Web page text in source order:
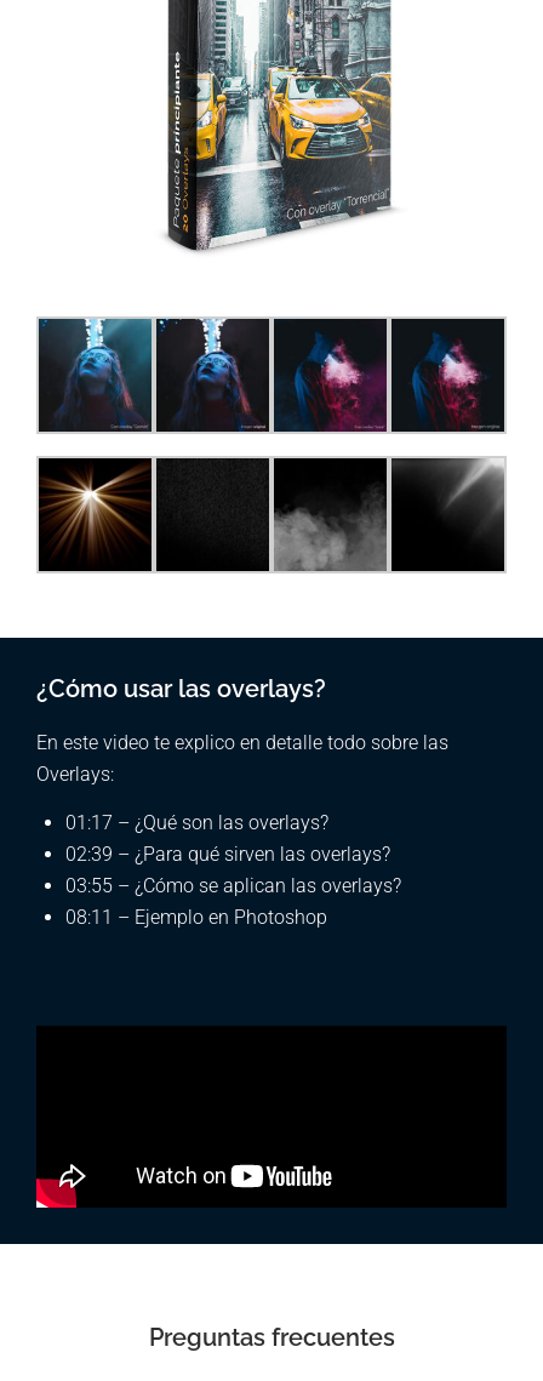
¿Cómo usar las overlays?
En este video te explico en detalle todo sobre las
Overlays:
01:17 – ¿Qué son las overlays?
02:39 – ¿Para qué sirven las overlays?
03:55 – ¿Cómo se aplican las overlays?
08:11 – Ejemplo en Photoshop
Preguntas frecuentes